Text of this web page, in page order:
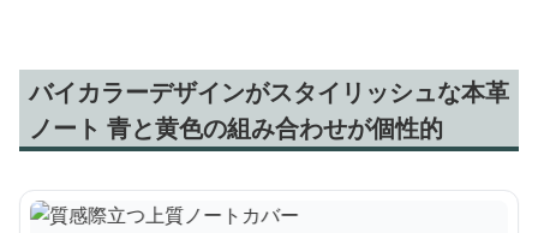
バイカラーデザインがスタイリッシュな本革
ノート 青と黄色の組み合わせが個性的